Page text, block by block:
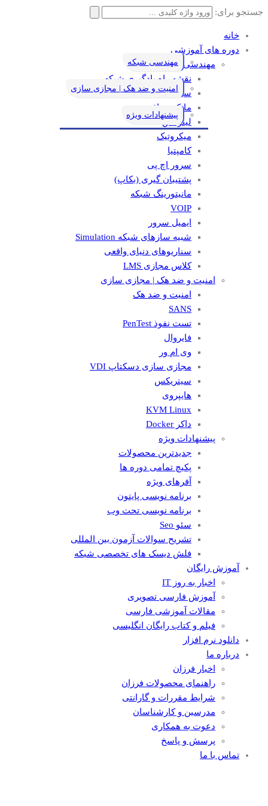
جستجو برای:
خانه
دوره های آموزشی
مهندسی شبکه
نقشه راه یادگیری شبکه
سیسکو
مایکروسافت
لینوکس
میکروتیک
کامپتیا
سرور اچ پی
پشتیبان گیری (بکاپ)
مانيتورينگ شبکه
VOIP
ایمیل سرور
شبیه سازهای شبکه Simulation
سناریوهای دنیای واقعی
کلاس مجازی LMS
امنیت و ضد هک | مجازی سازی
امنیت و ضد هک
SANS
تست نفوذ PenTest
فایروال
وی ام ور
مجازی سازی دسکتاپ VDI
سیتریکس
هایپروی
KVM Linux
داکر Docker
پیشنهادات ویژه
جدیدترین محصولات
پکیچ تمامی دوره ها
آفرهای ویژه
برنامه نویسی پایتون
برنامه نویسی تحت وب
سئو Seo
تشریح سوالات آزمون بین المللی
فلش دیسک های تخصصی شبکه
آموزش رایگان
اخبار به روز IT
آموزش فارسی تصویری
مقالات آموزشی فارسی
فیلم و کتاب رایگان انگلیسی
دانلود نرم افزار
درباره ما
اخبار فرزان
راهنمای محصولات فرزان
شرایط مقررات و گارانتی
مدرسین و کارشناسان
دعوت به همکاری
پرسش و پاسخ
تماس با ما
مهندسی شبکه
امنیت و ضد هک | مجازی سازی
پیشنهادات ویژه